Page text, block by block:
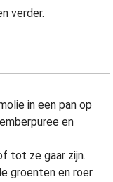
verder.
in een pan op
en
tot ze gaar zijn.
groenten en roer